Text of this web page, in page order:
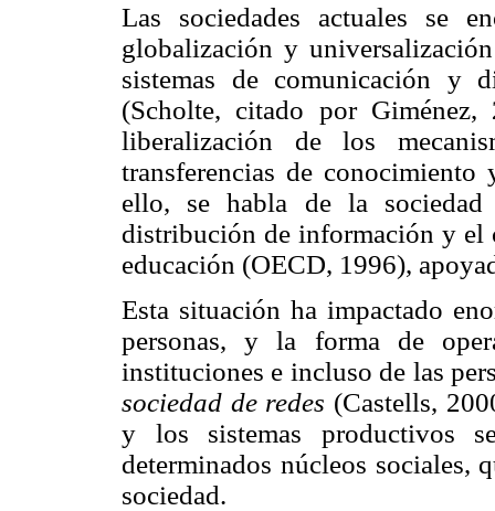
Las sociedades actuales se
globalización y
sistemas de comunicación
(Scholte, citado por
liberalización de los
transferencias de
ello, se habla de la
distribución de información y el
educación (OECD, 1996),
Esta situación ha impactado
personas, y la forma de
instituciones e incluso de las
sociedad de redes (Castells,
y los sistemas productivos
determinados núcleos sociales,
sociedad.